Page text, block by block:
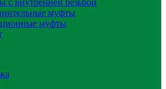
с внутренней резьбой
муфты
муфты